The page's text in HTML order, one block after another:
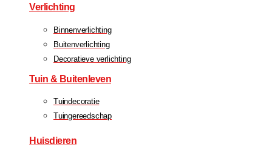
Verlichting
Binnenverlichting
Buitenverlichting
Decoratieve verlichting
Tuin & Buitenleven
Tuindecoratie
Tuingereedschap
Huisdieren